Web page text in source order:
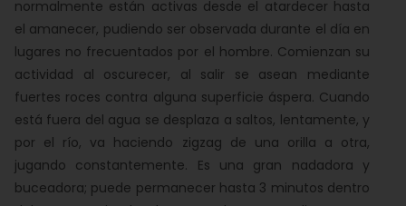
normalmente están activas desde el atardecer hasta
el amanecer, pudiendo ser observada durante el día en
lugares no frecuentados por el hombre. Comienzan su
actividad al oscurecer, al salir se asean mediante
fuertes roces contra alguna superficie áspera. Cuando
está fuera del agua se desplaza a saltos, lentamente, y
por el río, va haciendo zigzag de una orilla a otra,
jugando constantemente. Es una gran nadadora y
buceadora; puede permanecer hasta 3 minutos dentro